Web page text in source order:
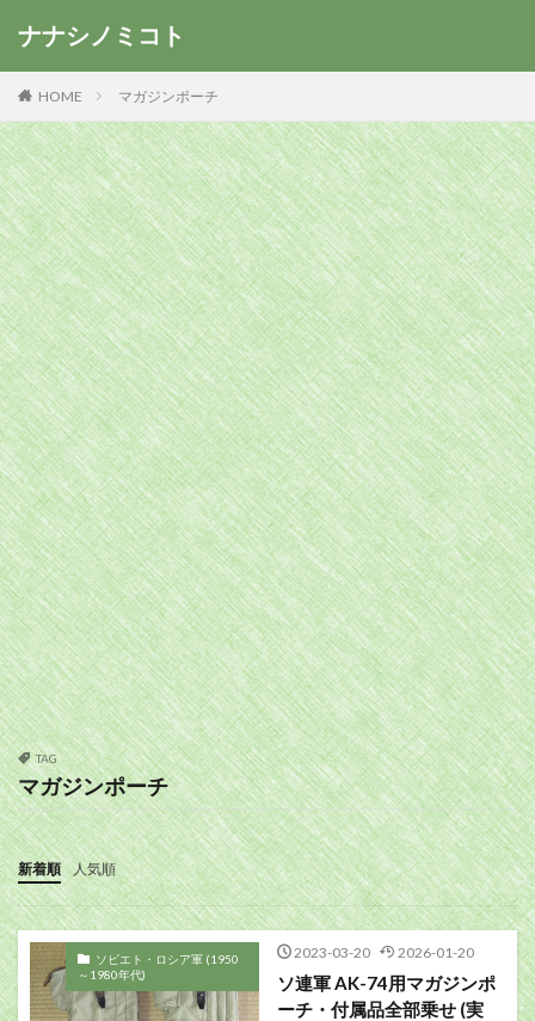
ナナシノミコト
HOME マガジンポーチ
TAG
マガジンポーチ
新着順 人気順
ソビエト・ロシア軍 (1950
～1980年代)
2023-03-20 2026-01-20
ソ連軍 AK-74用マガジンポ
ーチ・付属品全部乗せ (実